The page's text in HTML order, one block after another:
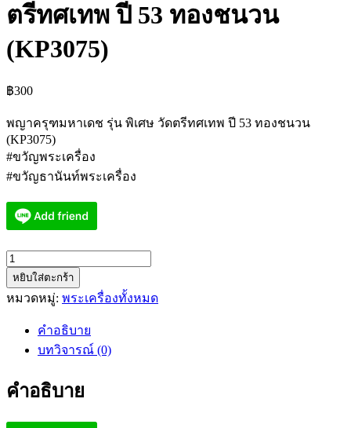
ตรีทศเทพ ปี 53 ทองชนวน
(KP3075)
฿300
พญาครุฑมหาเดช รุ่น พิเศษ วัดตรีทศเทพ ปี 53 ทองชนวน
(KP3075)
#ขวัญพระเครื่อง
#ขวัญธานันท์พระเครื่อง
จำนวน
พญา
ครุฑ
วัด
หยิบใส่ตะกร้า
หมวดหมู่: พระเครื่องทั้งหมด
คำอธิบาย
บทวิจารณ์ (0)
คำอธิบาย